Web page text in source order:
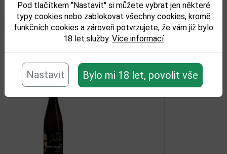
Pod tlačítkem "Nastavit" si můžete vybrat jen některé
typy cookies nebo zablokovat všechny cookies, kromě
funkčních cookies a zároveň potvrzujete, že vám již bylo
18 let.služby. Více informací
Nastavit Bylo mi 18 let, povolit vše
Související zboží